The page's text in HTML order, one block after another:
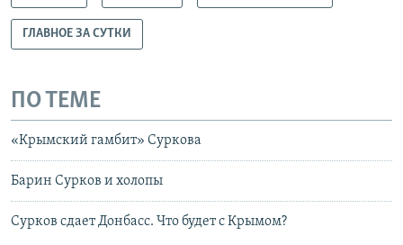
ГЛАВНОЕ ЗА СУТКИ
ПО ТЕМЕ
«Крымский гамбит» Суркова
Барин Сурков и холопы
Сурков сдает Донбасс. Что будет с Крымом?